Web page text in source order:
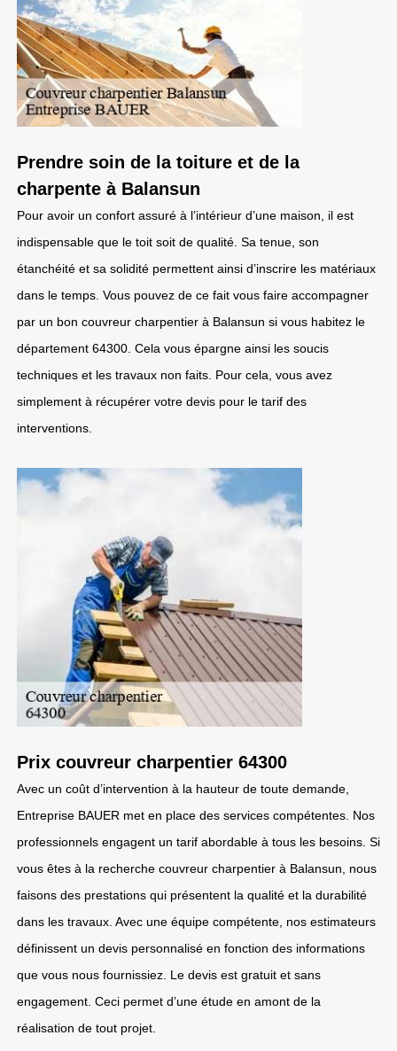
Prendre soin de la toiture et de la
charpente à Balansun
Pour avoir un confort assuré à l’intérieur d’une maison, il est
indispensable que le toit soit de qualité. Sa tenue, son
étanchéité et sa solidité permettent ainsi d’inscrire les matériaux
dans le temps. Vous pouvez de ce fait vous faire accompagner
par un bon couvreur charpentier à Balansun si vous habitez le
département 64300. Cela vous épargne ainsi les soucis
techniques et les travaux non faits. Pour cela, vous avez
simplement à récupérer votre devis pour le tarif des
interventions.
Prix couvreur charpentier 64300
Avec un coût d’intervention à la hauteur de toute demande,
Entreprise BAUER met en place des services compétentes. Nos
professionnels engagent un tarif abordable à tous les besoins. Si
vous êtes à la recherche couvreur charpentier à Balansun, nous
faisons des prestations qui présentent la qualité et la durabilité
dans les travaux. Avec une équipe compétente, nos estimateurs
définissent un devis personnalisé en fonction des informations
que vous nous fournissiez. Le devis est gratuit et sans
engagement. Ceci permet d’une étude en amont de la
réalisation de tout projet.